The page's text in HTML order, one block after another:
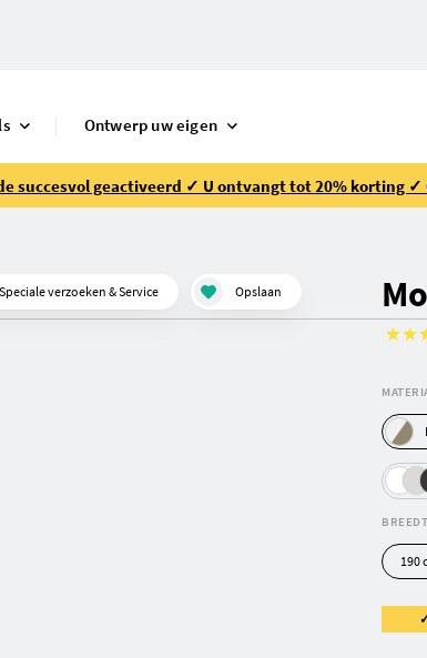
Ontwerp uw eigen
succesvol geactiveerd ✓ U ontvangt tot 20% korting ✓
Speciale verzoeken & Service Opslaan
190